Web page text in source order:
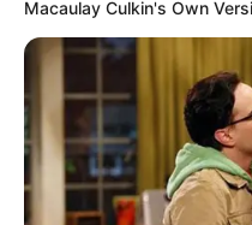
Macaulay Culkin's Own